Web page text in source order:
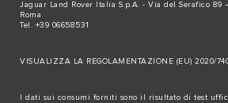
Jaguar Land Rover Italia S.p.A. - Via del Serafico 89
Roma
Tel. +39 06658531
VISUALIZZA LA REGOLAMENTAZIONE (EU) 2020/
I dati sui consumi forniti sono il risultato di test